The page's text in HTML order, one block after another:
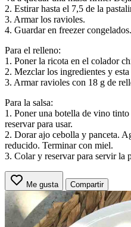
2. Estirar hasta el 7,5 de la
3. Armar los ravioles.
4. Guardar en freezer congelados.
Para el relleno:
1. Poner la ricota en el colador
2. Mezclar los ingredientes y
3. Armar ravioles con 18 g de
Para la salsa:
1. Poner una botella de vino
reservar para usar.
2. Dorar ajo cebolla y panceta.
reducido. Terminar con miel.
3. Colar y reservar para servir la
Me gusta Compartir